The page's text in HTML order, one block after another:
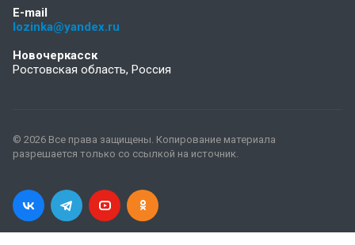
E-mail
lozinka@yandex.ru
Новочеркасск
Ростовская область, Россия
© 2026 Все права защищены. Копирование материала
разрешается только со ссылкой на источник.